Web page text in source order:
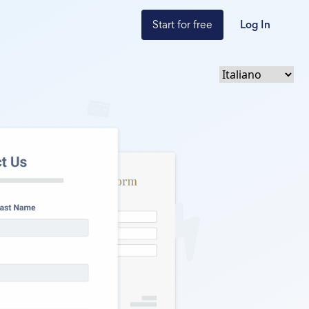
Start for free Log In